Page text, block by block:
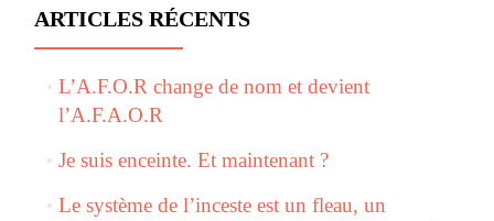
ARTICLES RÉCENTS
L’A.F.O.R change de nom et devient
l’A.F.A.O.R
Je suis enceinte. Et maintenant ?
Le système de l’inceste est un fleau, un